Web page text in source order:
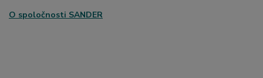
O spoločnosti SANDER